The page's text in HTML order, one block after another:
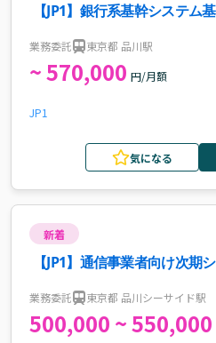
【JP1】銀行系基幹システム
業務委託 東京都 品川駅
~ 570,000 円/月額
JP1
気になる
新着
【JP1】通信事業者向け次期
業務委託 東京都 品川シーサイド駅
500,000 ~ 550,000